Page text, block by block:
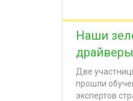
Наши
Две
прошли
экспертов